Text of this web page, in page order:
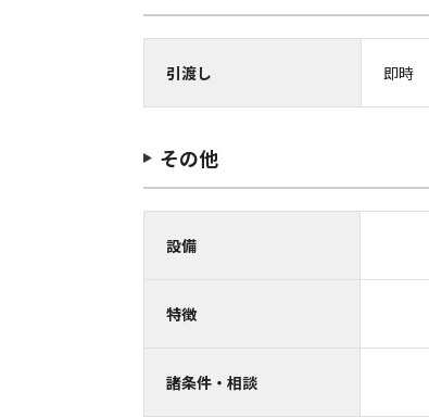
引渡し 即時
その他
設備
特徴
諸条件・相談